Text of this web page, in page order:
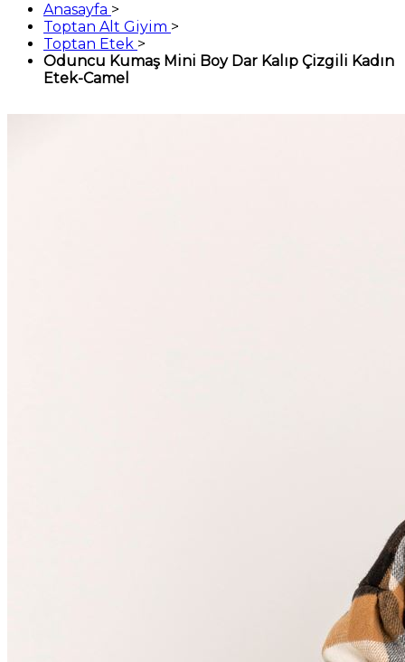
Anasayfa >
Toptan Alt Giyim >
Toptan Etek >
Oduncu Kumaş Mini Boy Dar Kalıp Çizgili Kadın
Etek-Camel